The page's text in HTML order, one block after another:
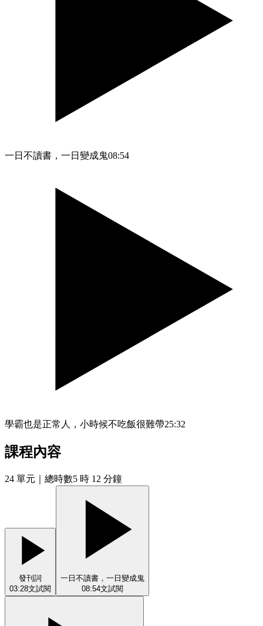
一日不讀書，一日變成鬼08:54
學霸也是正常人，小時候不吃飯很難帶25:32
課程內容
24 單元 ｜總時數5 時 12 分鐘
發刊詞
03:28文試閱
一日不讀書，一日變成鬼
08:54文試閱